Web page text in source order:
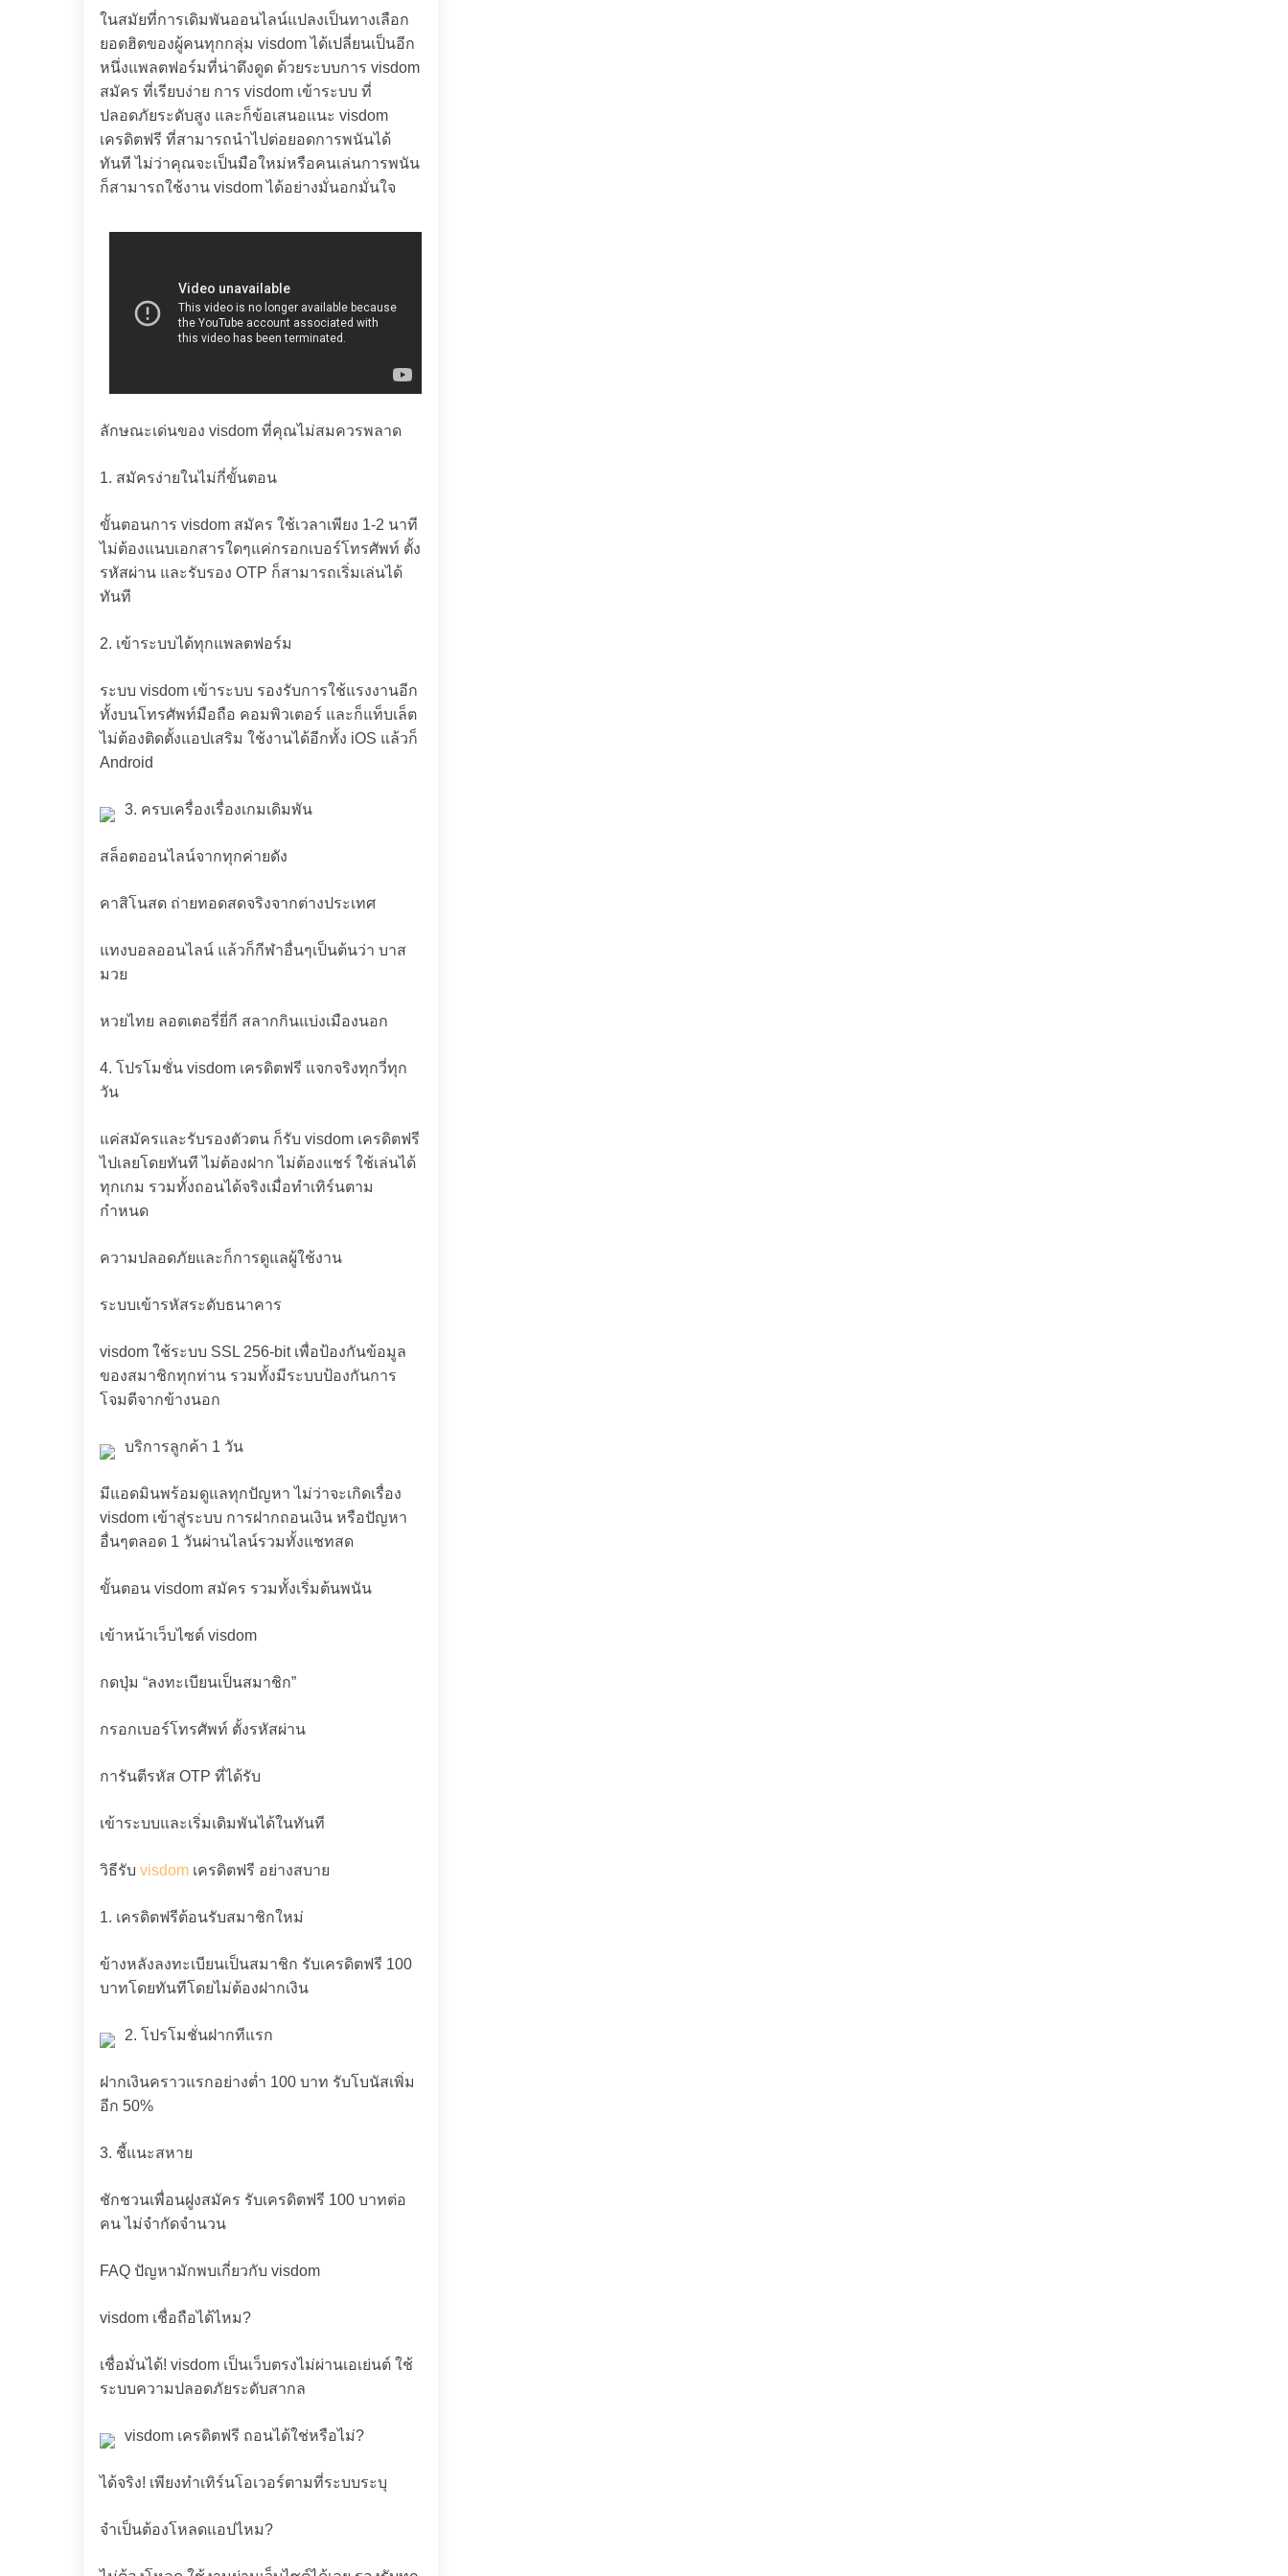
ในสมัยที่การเดิมพันออนไลน์แปลงเป็นทางเลือก
ยอดฮิตของผู้คนทุกกลุ่ม visdom ได้เปลี่ยนเป็นอีก
หนึ่งแพลตฟอร์มที่น่าดึงดูด ด้วยระบบการ visdom
สมัคร ที่เรียบง่าย การ visdom เข้าระบบ ที่
ปลอดภัยระดับสูง และก็ข้อเสนอแนะ visdom
เครดิตฟรี ที่สามารถนำไปต่อยอดการพนันได้
ทันที ไม่ว่าคุณจะเป็นมือใหม่หรือคนเล่นการพนัน
ก็สามารถใช้งาน visdom ได้อย่างมั่นอกมั่นใจ
ลักษณะเด่นของ visdom ที่คุณไม่สมควรพลาด
1. สมัครง่ายในไม่กี่ขั้นตอน
ขั้นตอนการ visdom สมัคร ใช้เวลาเพียง 1-2 นาที
ไม่ต้องแนบเอกสารใดๆแค่กรอกเบอร์โทรศัพท์ ตั้ง
รหัสผ่าน และรับรอง OTP ก็สามารถเริ่มเล่นได้
ทันที
2. เข้าระบบได้ทุกแพลตฟอร์ม
ระบบ visdom เข้าระบบ รองรับการใช้แรงงานอีก
ทั้งบนโทรศัพท์มือถือ คอมพิวเตอร์ และก็แท็บเล็ต
ไม่ต้องติดตั้งแอปเสริม ใช้งานได้อีกทั้ง iOS แล้วก็
Android
3. ครบเครื่องเรื่องเกมเดิมพัน
สล็อตออนไลน์จากทุกค่ายดัง
คาสิโนสด ถ่ายทอดสดจริงจากต่างประเทศ
แทงบอลออนไลน์ แล้วก็กีฬาอื่นๆเป็นต้นว่า บาส
มวย
หวยไทย ลอตเตอรี่ยี่กี สลากกินแบ่งเมืองนอก
4. โปรโมชั่น visdom เครดิตฟรี แจกจริงทุกวี่ทุก
วัน
แค่สมัครและรับรองตัวตน ก็รับ visdom เครดิตฟรี
ไปเลยโดยทันที ไม่ต้องฝาก ไม่ต้องแชร์ ใช้เล่นได้
ทุกเกม รวมทั้งถอนได้จริงเมื่อทำเทิร์นตาม
กำหนด
ความปลอดภัยและก็การดูแลผู้ใช้งาน
ระบบเข้ารหัสระดับธนาคาร
visdom ใช้ระบบ SSL 256-bit เพื่อป้องกันข้อมูล
ของสมาชิกทุกท่าน รวมทั้งมีระบบป้องกันการ
โจมตีจากข้างนอก
บริการลูกค้า 1 วัน
มีแอดมินพร้อมดูแลทุกปัญหา ไม่ว่าจะเกิดเรื่อง
visdom เข้าสู่ระบบ การฝากถอนเงิน หรือปัญหา
อื่นๆตลอด 1 วันผ่านไลน์รวมทั้งแชทสด
ขั้นตอน visdom สมัคร รวมทั้งเริ่มต้นพนัน
เข้าหน้าเว็บไซต์ visdom
กดปุ่ม “ลงทะเบียนเป็นสมาชิก”
กรอกเบอร์โทรศัพท์ ตั้งรหัสผ่าน
การันตีรหัส OTP ที่ได้รับ
เข้าระบบและเริ่มเดิมพันได้ในทันที
วิธีรับ visdom เครดิตฟรี อย่างสบาย
1. เครดิตฟรีต้อนรับสมาชิกใหม่
ข้างหลังลงทะเบียนเป็นสมาชิก รับเครดิตฟรี 100
บาทโดยทันทีโดยไม่ต้องฝากเงิน
2. โปรโมชั่นฝากทีแรก
ฝากเงินคราวแรกอย่างต่ำ 100 บาท รับโบนัสเพิ่ม
อีก 50%
3. ชี้แนะสหาย
ชักชวนเพื่อนฝูงสมัคร รับเครดิตฟรี 100 บาทต่อ
คน ไม่จำกัดจำนวน
FAQ ปัญหามักพบเกี่ยวกับ visdom
visdom เชื่อถือได้ไหม?
เชื่อมั่นได้! visdom เป็นเว็บตรงไม่ผ่านเอเย่นต์ ใช้
ระบบความปลอดภัยระดับสากล
visdom เครดิตฟรี ถอนได้ใช่หรือไม่?
ได้จริง! เพียงทำเทิร์นโอเวอร์ตามที่ระบบระบุ
จำเป็นต้องโหลดแอปไหม?